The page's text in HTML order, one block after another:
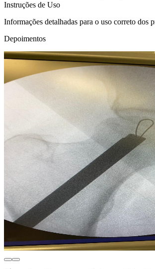
Instruções de Uso
Informações detalhadas para o uso correto dos
Depoimentos